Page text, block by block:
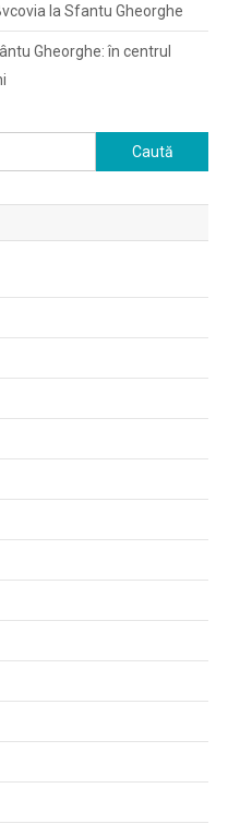
la Sfantu Gheorghe
Gheorghe: în centrul
Caută
după: